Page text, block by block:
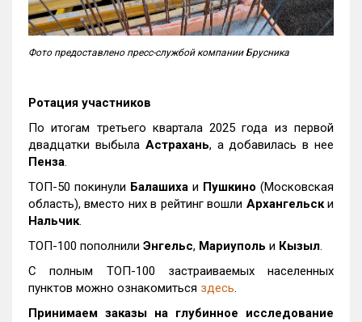
Фото предоставлено пресс-службой компании Брусника
Ротация участников
По итогам третьего квартала 2025 года из первой
двадцатки выбыла Астрахань, а добавилась в нее
Пенза.
ТОП-50 покинули Балашиха и Пушкино (Московская
область), вместо них в рейтинг вошли Архангельски
Нальчик.
ТОП-100 пополнили Энгельс, Мариуполь и Кызыл.
С полным ТОП-100 застраиваемых населенных
пунктов можно ознакомиться здесь.
Принимаем заказы на глубинное исследование